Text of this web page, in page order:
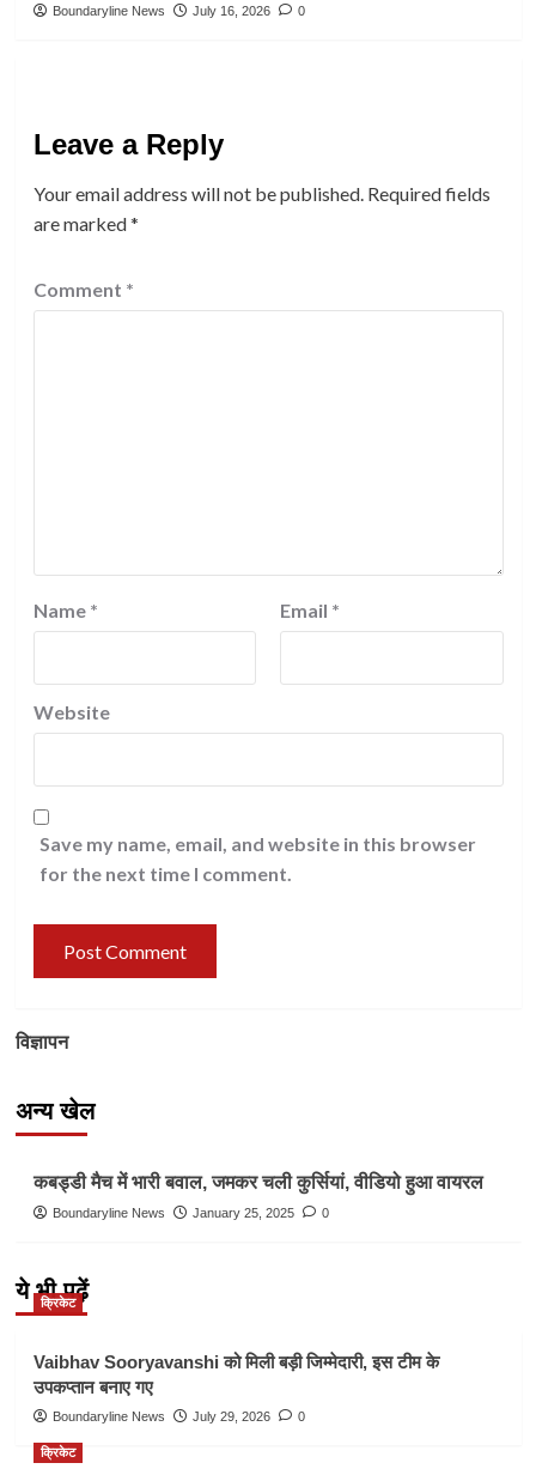
Boundaryline News July 16, 2026 0
Leave a Reply
Your email address will not be published. Required fields
are marked*
Comment *
Name * Email *
Website
Save my name, email, and website in this browser
for the next time I comment.
विज्ञापन
अन्य खेल
Other Sports
कबड्डी मैच में भारी बवाल, जमकर चली कुर्सियां, वीडियो हुआ वायरल
Boundaryline News January 25, 2025 0
ये भी पढ़ें
क्रिकेट
Vaibhav Sooryavanshi को मिली बड़ी जिम्मेदारी, इस टीम के
उपकप्तान बनाए गए
Boundaryline News July 29, 2026 0
क्रिकेट